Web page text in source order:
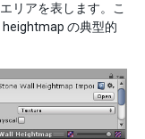
リアを表します。こ
の典型的